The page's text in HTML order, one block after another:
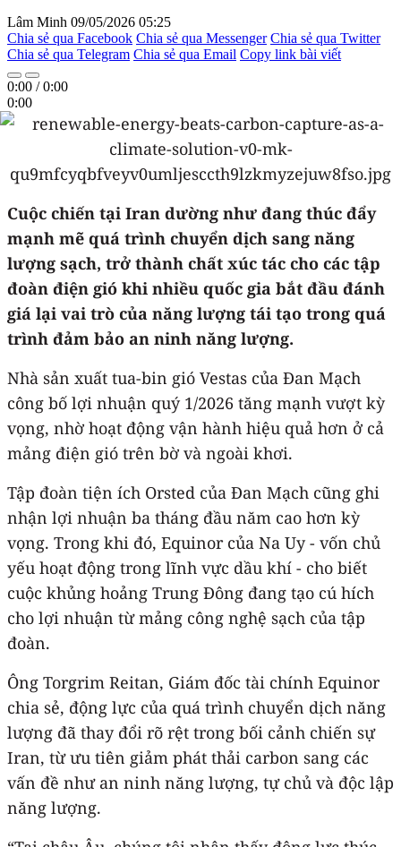
Lâm Minh 09/05/2026 05:25
Chia sẻ qua Facebook Chia sẻ qua Messenger Chia sẻ qua Twitter
Chia sẻ qua Telegram Chia sẻ qua Email Copy link bài viết
0:00 /0:00
0:00
Cuộc chiến tại Iran dường như đang thúc đẩy
mạnh mẽ quá trình chuyển dịch sang năng
lượng sạch, trở thành chất xúc tác cho các tập
đoàn điện gió khi nhiều quốc gia bắt đầu đánh
giá lại vai trò của năng lượng tái tạo trong quá
trình đảm bảo an ninh năng lượng.
Nhà sản xuất tua-bin gió Vestas của Đan Mạch
công bố lợi nhuận quý 1/2026 tăng mạnh vượt kỳ
vọng, nhờ hoạt động vận hành hiệu quả hơn ở cả
mảng điện gió trên bờ và ngoài khơi.
Tập đoàn tiện ích Orsted của Đan Mạch cũng ghi
nhận lợi nhuận ba tháng đầu năm cao hơn kỳ
vọng. Trong khi đó, Equinor của Na Uy - vốn chủ
yếu hoạt động trong lĩnh vực dầu khí - cho biết
cuộc khủng hoảng Trung Đông đang tạo cú hích
cho lợi nhuận từ mảng công nghệ sạch của tập
đoàn.
Ông Torgrim Reitan, Giám đốc tài chính Equinor
chia sẻ, động lực của quá trình chuyển dịch năng
lượng đã thay đổi rõ rệt trong bối cảnh chiến sự
Iran, từ ưu tiên giảm phát thải carbon sang các
vấn đề như an ninh năng lượng, tự chủ và độc lập
năng lượng.